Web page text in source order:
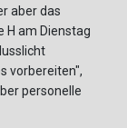
aber das
H am Dienstag
vorbereiten",
personelle